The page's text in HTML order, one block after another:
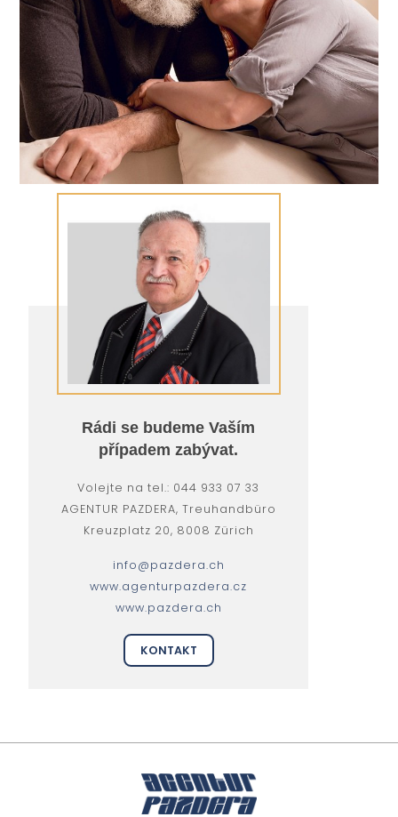
Rádi se budeme Vaším
případem zabývat.
Volejte na tel.: 044 933 07 33
AGENTUR PAZDERA, Treuhandbüro
Kreuzplatz 20, 8008 Zürich
info@pazdera.ch
www.agenturpazdera.cz
www.pazdera.ch
KONTAKT